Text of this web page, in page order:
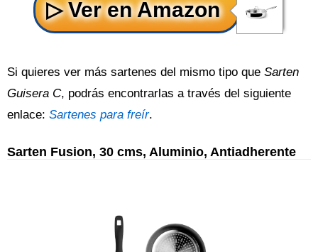
Si quieres ver más sartenes del mismo tipo que Sarten
Guisera C, podrás encontrarlas a través del siguiente
enlace: Sartenes para freír.
Sarten Fusion, 30 cms, Aluminio, Antiadherente